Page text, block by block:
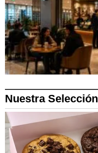
Nuestra Selección